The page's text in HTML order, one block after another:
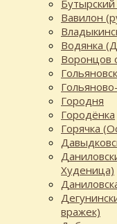
Вавилон
Водянка
Воронцов
Городня
Городёнка
Горячка
Худеница)
вражек)